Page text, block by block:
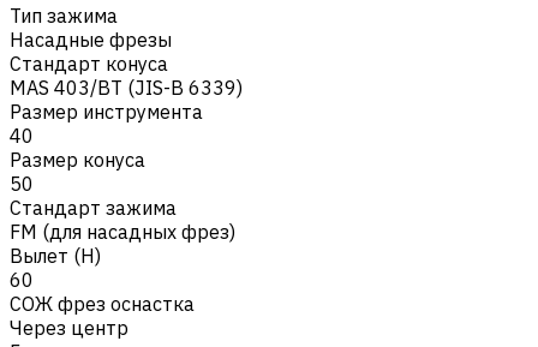
Тип зажима
Насадные фрезы
Стандарт конуса
MAS 403/BT (JIS-B 6339)
Размер инструмента
40
Размер конуса
50
Стандарт зажима
FM (для насадных фрез)
Вылет (H)
60
СОЖ фрез оснастка
Через центр